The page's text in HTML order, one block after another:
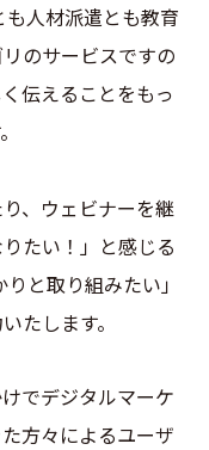
も人材派遣とも教育
のサービスですの
伝えることをもっ
、ウェビナーを継
たい！」と感じる
と取り組みたい」
たします。
でデジタルマーケ
方々によるユーザ